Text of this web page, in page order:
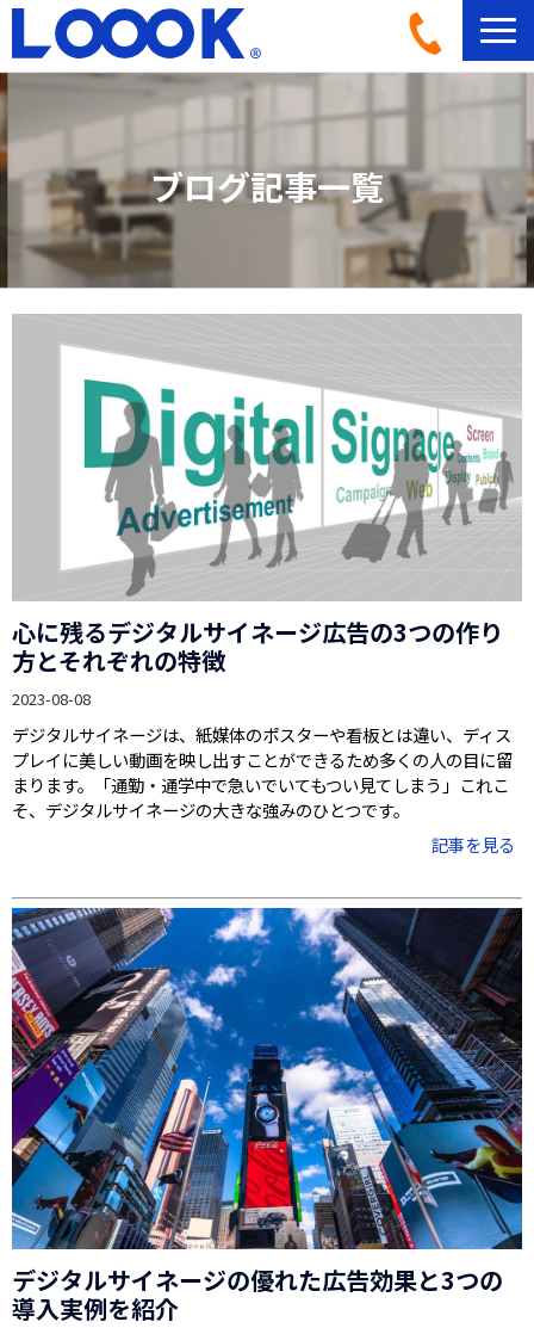
LOOOKとは
活用イメージ
導入事例一覧
ブログ記事一覧
お問い合わせ
ブログ記事一覧
心に残るデジタルサイネージ広告の3つの作り
方とそれぞれの特徴
2023-08-08
デジタルサイネージは、紙媒体のポスターや看板とは違い、ディス
プレイに美しい動画を映し出すことができるため多くの人の目に留
まります。「通勤・通学中で急いでいてもつい見てしまう」これこ
そ、デジタルサイネージの大きな強みのひとつです。
記事を見る
デジタルサイネージの優れた広告効果と3つの
導入実例を紹介